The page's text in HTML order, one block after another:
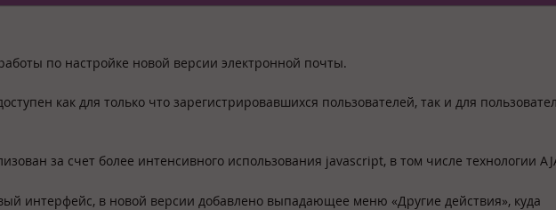
по настройке новой версии электронной почты.
как для только что зарегистрировавшихся пользователей, так и для
за счет более интенсивного использования javascript, в том числе технологии
интерфейс, в новой версии добавлено выпадающее меню «Другие действия», куда